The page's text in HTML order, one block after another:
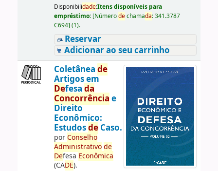
Disponibilidade:Itens disponíveis para
empréstimo: [Númerodechamada:341.3787
C694] (1).
Reservar
Adicionar ao seu carrinho
Coletânea de
Artigos em
Defesa da
Concorrência e
Direito
Econômico:
EstudosdeCaso.
porConselho
Administrativo de
Defesa Econômica
(CADE).